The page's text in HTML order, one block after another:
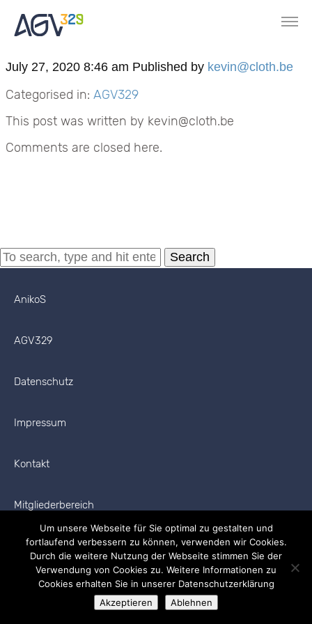
July 27, 2020 8:46 am Published by kevin@cloth.be
Categorised in: AGV329
This post was written by kevin@cloth.be
Comments are closed here.
Search
AnikoS
AGV329
Datenschutz
Impressum
Kontakt
Mitgliederbereich
Copyright © 2026 AGV329 Alle Rechte vorbehalten.
Um unsere Webseite für Sie optimal zu gestalten und
fortlaufend verbessern zu können, verwenden wir Cookies.
Durch die weitere Nutzung der Webseite stimmen Sie der
Verwendung von Cookies zu. Weitere Informationen zu
Cookies erhalten Sie in unserer Datenschutzerklärung
Akzeptieren
Ablehnen